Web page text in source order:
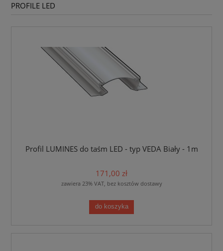
PROFILE LED
Profil LUMINES do taśm LED - typ VEDA Biały - 1m
171,00 zł
zawiera 23% VAT, bez kosztów dostawy
do koszyka